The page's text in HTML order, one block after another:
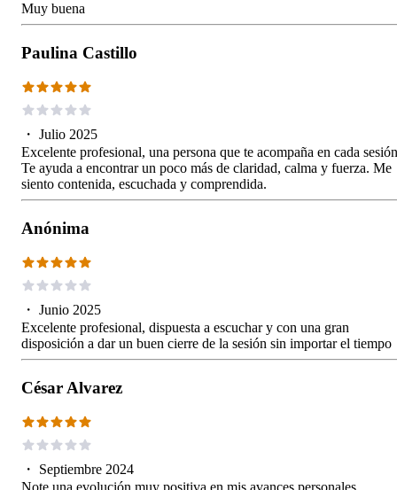
Muy buena
Paulina Castillo
・ Julio 2025
Excelente profesional, una persona que te acompaña en cada
Te ayuda a encontrar un poco más de claridad, calma y fuerza. Me
siento contenida, escuchada y comprendida.
Anónima
・ Junio 2025
Excelente profesional, dispuesta a escuchar y con una gran
disposición a dar un buen cierre de la sesión sin importar el tiempo
César Alvarez
・ Septiembre 2024
Note una evolución muy positiva en mis avances personales